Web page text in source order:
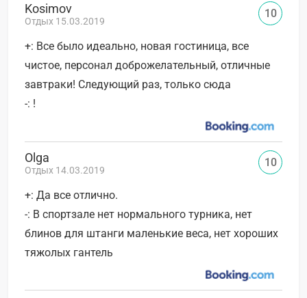
Kosimov
Отдых 15.03.2019
+: Все было идеально, новая гостиница, все
чистое, персонал доброжелательный, отличные
завтраки! Следующий раз, только сюда
-: !
10
Olga
Отдых 14.03.2019
+: Да все отлично.
-: В спортзале нет нормального турника, нет
блинов для штанги маленькие веса, нет хороших
тяжолых гантель
10